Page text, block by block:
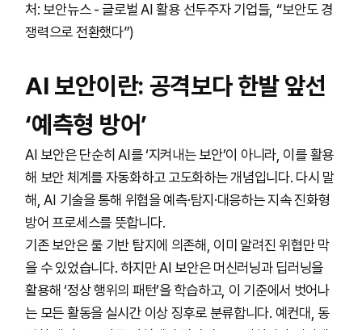
처: 보안뉴스 - 글로벌 AI 활용 선두주자 기업들, “보안도 경
쟁력으로 전환했다”)
AI 보안이란: 공격보다 한발 앞선
‘예측형 방어’
AI 보안은 단순히 AI를 ‘지켜내는 보안’이 아니라, 이를 활용
해 보안 체계를 자동화하고 고도화하는 개념입니다. 다시 말
해, AI 기술을 통해 위협을 예측·탐지·대응하는 지속 진화형
방어 프로세스를 뜻합니다.
기존 보안은 룰 기반 탐지에 의존해, 이미 알려진 위협만 막
을 수 있었습니다. 하지만 AI 보안은 머신러닝과 딥러닝을
활용해 ‘정상 행위의 패턴’을 학습하고, 이 기준에서 벗어나
는 모든 활동을 실시간 이상 징후로 분류합니다. 예컨대, 동